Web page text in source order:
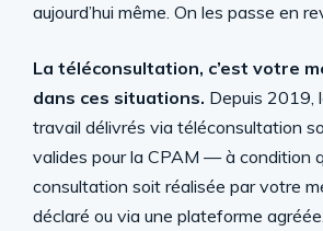
aujourd’hui même. On les passe en
La téléconsultation, c’est votre
dans ces situations. Depuis 2019,
travail délivrés via téléconsultation
valides pour la CPAM — à condition
consultation soit réalisée par votre
déclaré ou via une plateforme